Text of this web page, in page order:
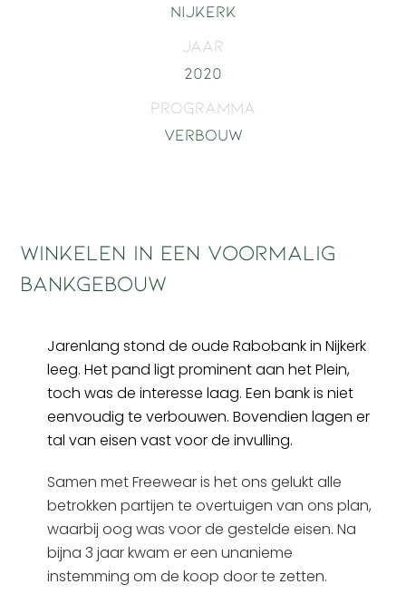
Nijkerk
Jaar
2020
Programma
Verbouw
Winkelen in een voormalig
bankgebouw
Jarenlang stond de oude Rabobank in Nijkerk
leeg. Het pand ligt prominent aan het Plein,
toch was de interesse laag. Een bank is niet
eenvoudig te verbouwen. Bovendien lagen er
tal van eisen vast voor de invulling.
Samen met Freewear is het ons gelukt alle
betrokken partijen te overtuigen van ons plan,
waarbij oog was voor de gestelde eisen. Na
bijna 3 jaar kwam er een unanieme
instemming om de koop door te zetten.